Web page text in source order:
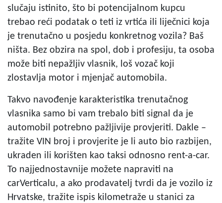
slučaju istinito, što bi potencijalnom kupcu
trebao reći podatak o teti iz vrtića ili liječnici koja
je trenutačno u posjedu konkretnog vozila? Baš
ništa. Bez obzira na spol, dob i profesiju, ta osoba
može biti nepažljiv vlasnik, loš vozač koji
zlostavlja motor i mjenjač automobila.
Takvo navođenje karakteristika trenutačnog
vlasnika samo bi vam trebalo biti signal da je
automobil potrebno pažljivije provjeriti. Dakle –
tražite VIN broj i provjerite je li auto bio razbijen,
ukraden ili korišten kao taksi odnosno rent-a-car.
To najjednostavnije možete napraviti na
carVerticalu, a ako prodavatelj tvrdi da je vozilo iz
Hrvatske, tražite ispis kilometraže u stanici za